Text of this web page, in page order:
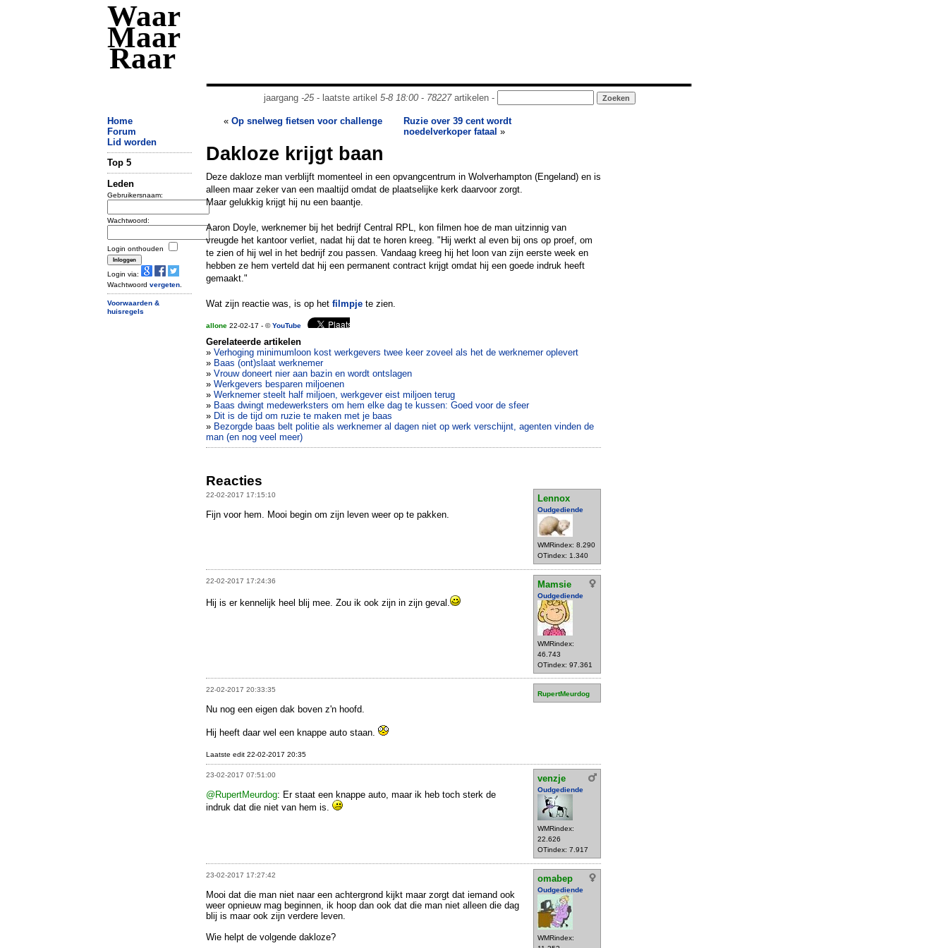
Waar
Maar
Raar
jaargang -25- laatste artikel 5-8 18:00- 78227artikelen -
Home
Forum
Lid worden
Top 5
Leden
Gebruikersnaam:
Wachtwoord:
Login onthouden
Login via:
Wachtwoord vergeten
Voorwaarden &
huisregels
« Op snelweg fietsen voor challenge
Ruzie over 39 cent wordt
noedelverkoper fataal »
Dakloze krijgt baan
Deze dakloze man verblijft momenteel in een opvangcentrum in Wolverhampton (Engeland) en is
alleen maar zeker van een maaltijd omdat de plaatselijke kerk daarvoor zorgt.
Maar gelukkig krijgt hij nu een baantje.
Aaron Doyle, werknemer bij het bedrijf Central RPL, kon filmen hoe de man uitzinnig van
vreugde het kantoor verliet, nadat hij dat te horen kreeg. "Hij werkt al even bij ons op proef, om
te zien of hij wel in het bedrijf zou passen. Vandaag kreeg hij het loon van zijn eerste week en
hebben ze hem verteld dat hij een permanent contract krijgt omdat hij een goede indruk heeft
gemaakt."
Wat zijn reactie was, is op het filmpje te zien.
allone 22-02-17 - ©YouTube
Gerelateerde artikelen
» Verhoging minimumloon kost werkgevers twee keer zoveel als het de werknemer oplevert
» Baas (ont)slaat werknemer
» Vrouw doneert nier aan bazin en wordt ontslagen
» Werkgevers besparen miljoenen
» Werknemer steelt half miljoen, werkgever eist miljoen terug
» Baas dwingt medewerksters om hem elke dag te kussen: Goed voor de sfeer
» Dit is de tijd om ruzie te maken met je baas
» Bezorgde baas belt politie als werknemer al dagen niet op werk verschijnt, agenten vinden de
man (en nog veel meer)
Reacties
22-02-2017 17:15:10 Lennox
Oudgediende
WMRindex: 8.290
OTindex: 1.340
Fijn voor hem. Mooi begin om zijn leven weer op te pakken.
22-02-2017 17:24:36 Mamsie
Oudgediende
WMRindex:
46.743
OTindex: 97.361
Hij is er kennelijk heel blij mee. Zou ik ook zijn in zijn geval.
22-02-2017 20:33:35
RupertMeurdog
Nu nog een eigen dak boven z'n hoofd.
Hij heeft daar wel een knappe auto staan.
Laatste edit 22-02-2017 20:35
23-02-2017 07:51:00 venzje
Oudgediende
WMRindex:
22.626
OTindex: 7.917
@RupertMeurdog: Er staat een knappe auto, maar ik heb toch sterk de
indruk dat die niet van hem is.
23-02-2017 17:27:42 omabep
Oudgediende
WMRindex:
Mooi dat die man niet naar een achtergrond kijkt maar zorgt dat iemand ook
weer opnieuw mag beginnen, ik hoop dan ook dat die man niet alleen die dag
blij is maar ook zijn verdere leven.
Wie helpt de volgende dakloze?